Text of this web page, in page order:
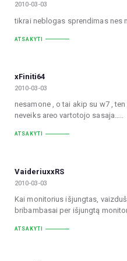
2010-03-03
tikrai neblogas sprendimas nes
ATSAKYTI
xFiniti64
2010-03-03
nesamone , o tai akip su w7 ,
neveiks areo vartotojo sasaja…..
ATSAKYTI
VaideriuxxRS
2010-03-03
Kai monitorius išjungtas,
bribambasai per išjungtą
ATSAKYTI